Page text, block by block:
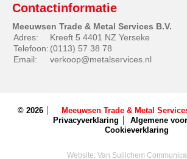
Contactinformatie
Meeuwsen Trade & Metal Services B.V.
Adres:
Kreeft 5 4401 NZ Yerseke
Telefoon: (0113) 57 38 78
Email:
verkoop@metalservices.nl
© 2026 Meeuwsen Trade & Metal
Privacyverklaring
Algemene
Cookieverklaring
Website: Van Suilichem